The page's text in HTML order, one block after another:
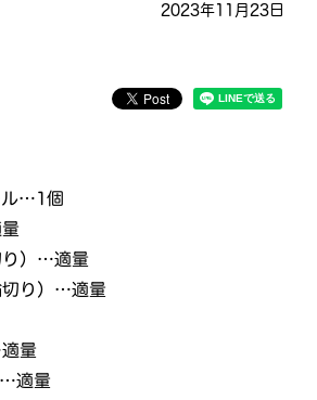
2023年11月23日
ル…1個
り）…適量
切り）…適量
量
…適量